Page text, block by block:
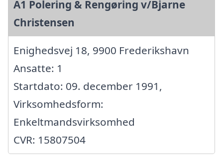
A1 Polering & Rengøring v/Bjarne
Christensen
Enighedsvej 18, 9900 Frederikshavn
Ansatte: 1
Startdato: 09. december 1991,
Virksomhedsform:
Enkeltmandsvirksomhed
CVR: 15807504